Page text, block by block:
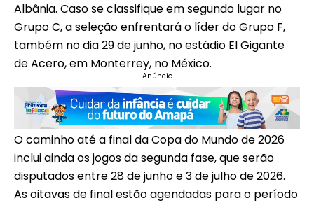
Albânia. Caso se classifique em segundo lugar no
Grupo C, a seleção enfrentará o líder do Grupo F,
também no dia 29 de junho, no estádio El Gigante
de Acero, em Monterrey, no México.
- Anúncio -
O caminho até a final da Copa do Mundo de 2026
inclui ainda os jogos da segunda fase, que serão
disputados entre 28 de junho e 3 de julho de 2026.
As oitavas de final estão agendadas para o período